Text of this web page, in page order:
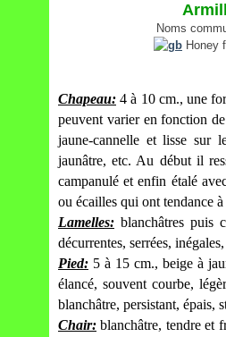
Noms
Honey
Chapeau: 4 à 10 cm., une
peuvent varier en fonction
jaune-cannelle et lisse sur
jaunâtre, etc. Au début il
campanulé et enfin étalé
ou écailles qui ont tendance
Lamelles: blanchâtres puis
décurrentes, serrées,
Pied: 5 à 15 cm., beige à
élancé, souvent courbe,
blanchâtre, persistant, épais,
Chair: blanchâtre, tendre et